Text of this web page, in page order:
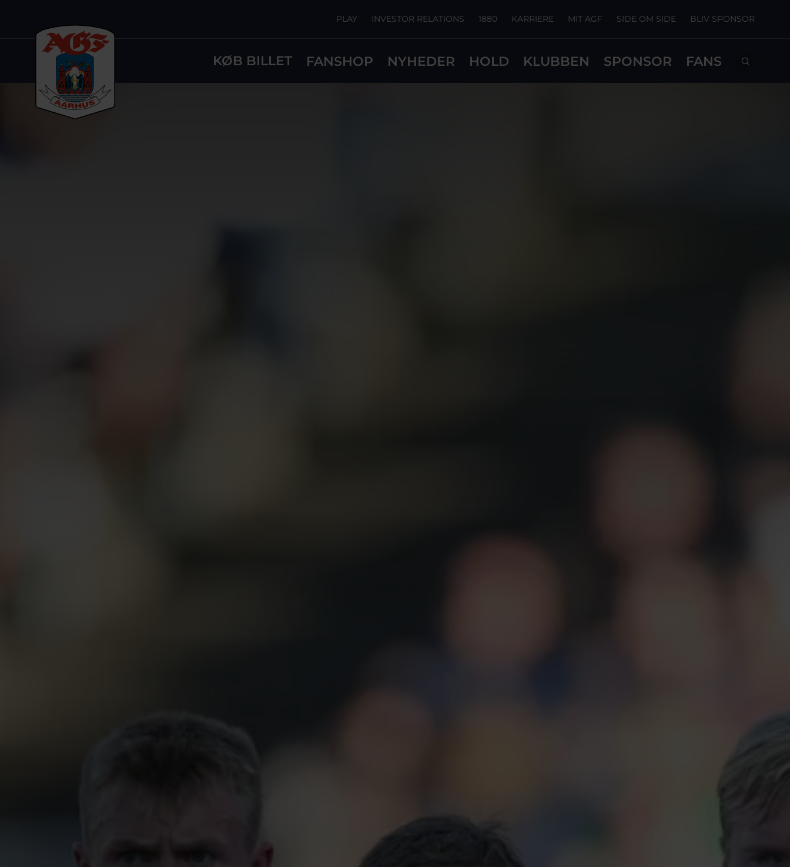
KØB BILLET FANSHOP NYHEDER HOLD KLUBBEN SPONSOR FANS
PLAY INVESTOR RELATIONS 1880 KARRIERE MIT AGF SIDE OM SIDE BLIV SPONSOR